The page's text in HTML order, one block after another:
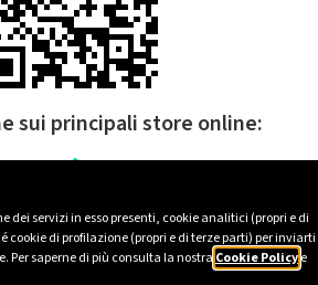
dei servizi in esso presenti, cookie analitici (propri e di
di profilazione (propri e di terze parti) per inviarti
saperne di più consulta la nostra Cookie Policye
sui principali store online: